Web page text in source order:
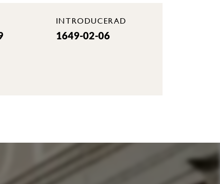
INTRODUCERAD
1649-02-06